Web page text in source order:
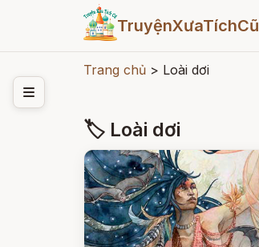
TruyệnXưaTíchCũ
Trang chủ > Loài dơi
🏷 Loài dơi